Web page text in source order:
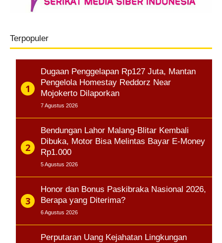
Terpopuler
Dugaan Penggelapan Rp127 Juta, Mantan
Pengelola Homestay Reddorz Near
Mojokerto Dilaporkan
7 Agustus 2026
Bendungan Lahor Malang-Blitar Kembali
Dibuka, Motor Bisa Melintas Bayar E-Money
Rp1.000
5 Agustus 2026
Honor dan Bonus Paskibraka Nasional 2026,
Berapa yang Diterima?
6 Agustus 2026
Perputaran Uang Kejahatan Lingkungan